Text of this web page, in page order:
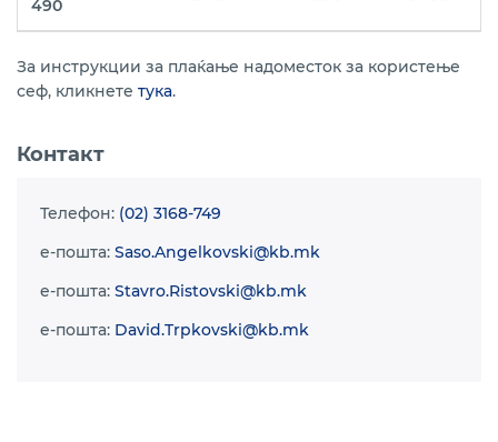
490
За инструкции за плаќање надоместок за користење
сеф, кликнете тука.
Контакт
Телефон: (02) 3168-749
e-пошта: Saso.Angelkovski@kb.mk
e-пошта: Stavro.Ristovski@kb.mk
e-пошта: David.Trpkovski@kb.mk